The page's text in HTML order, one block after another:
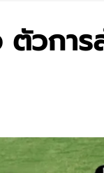
ตัวกา